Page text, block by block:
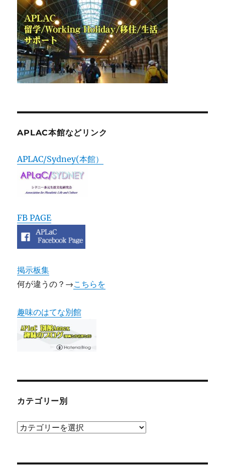
APLAC本館などリンク
APLAC/Sydney(本館）
FB PAGE
掲示板集
何が違うの？→こちらを
趣味のはてな別館
カテゴリー別
カ